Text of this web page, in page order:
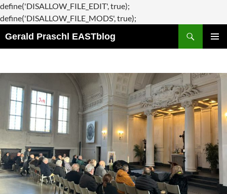
define('DISALLOW_FILE_EDIT', true);
define('DISALLOW_FILE_MODS', true);
Gerald Praschl EASTblog